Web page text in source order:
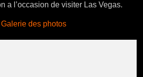
a l’occasion de visiter Las Vegas.
Galerie des photos